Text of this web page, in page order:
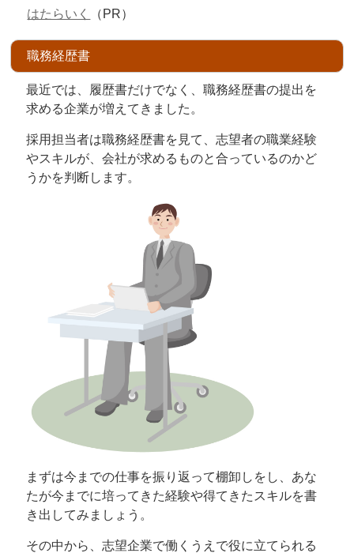
はたらいく （PR）
職務経歴書
最近では、履歴書だけでなく、職務経歴書の提出を
求める企業が増えてきました。
採用担当者は職務経歴書を見て、志望者の職業経験
やスキルが、会社が求めるものと合っているのかど
うかを判断します。
まずは今までの仕事を振り返って棚卸しをし、あな
たが今までに培ってきた経験や得てきたスキルを書
き出してみましょう。
その中から、志望企業で働くうえで役に立てられる